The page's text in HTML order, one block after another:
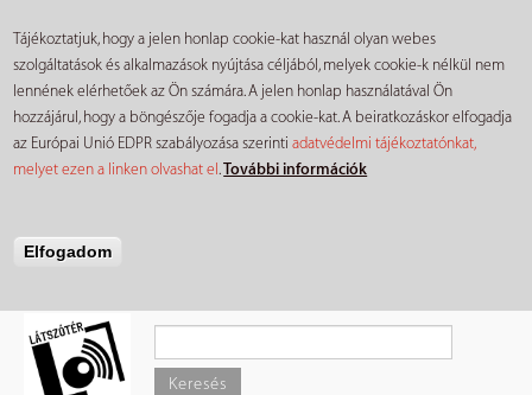
Tájékoztatjuk, hogy a jelen honlap cookie-kat használ olyan webes
szolgáltatások és alkalmazások nyújtása céljából, melyek cookie-k nélkül nem
lennének elérhetőek az Ön számára. A jelen honlap használatával Ön
hozzájárul, hogy a böngészője fogadja a cookie-kat. A beiratkozáskor elfogadja
az Európai Unió EDPR szabályozása szerintiadatvédelmi tájékoztatónkat,
melyet ezen a linken olvashat el.További információk
Elfogadom
tartalomra
Keresés